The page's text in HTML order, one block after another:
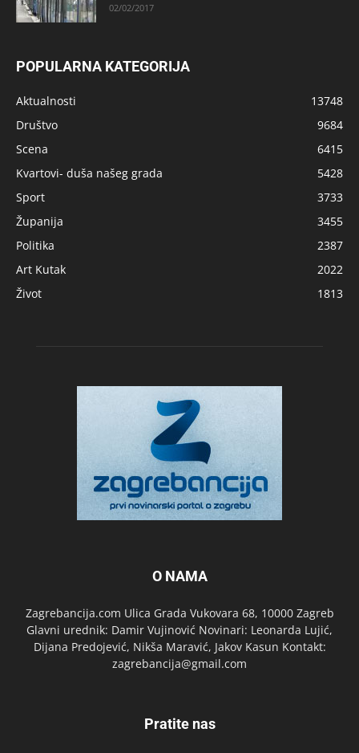
02/02/2017
POPULARNA KATEGORIJA
Aktualnosti
13748
Društvo
9684
Scena
6415
Kvartovi- duša našeg grada
5428
Sport
3733
Županija
3455
Politika
2387
Art Kutak
2022
Život
1813
O NAMA
Zagrebancija.com Ulica Grada Vukovara 68, 10000 Zagreb
Glavni urednik: Damir Vujinović Novinari: Leonarda Lujić,
Dijana Predojević, Nikša Maravić, Jakov Kasun Kontakt:
zagrebancija@gmail.com
Pratite nas